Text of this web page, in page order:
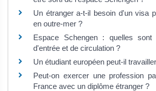
Un étranger a-t-il besoin d'un visa
en outre-mer ?
Espace Schengen : quelles sont
d'entrée et de circulation ?
Un étudiant européen peut-il
Peut-on exercer une profession
France avec un diplôme étranger ?